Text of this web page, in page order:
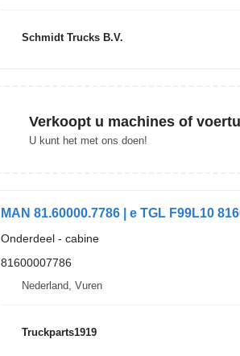
Schmidt Trucks B.V.
Verkoopt u machines of
U kunt het met ons doen!
MAN 81.60000.7786 | e TGL F99L10
Onderdeel - cabine
81600007786
Nederland, Vuren
Truckparts1919